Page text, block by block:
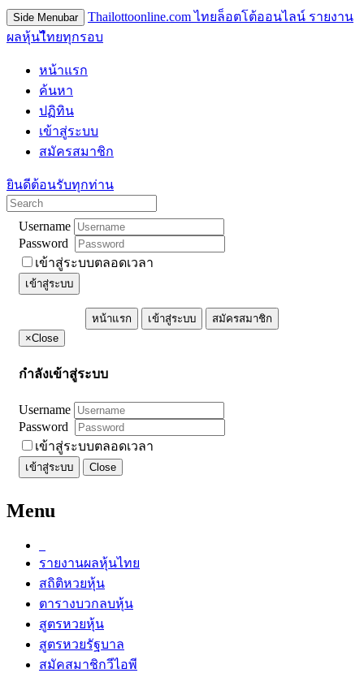
Side Menubar
Thailottoonline.com ไทยล็อตโต้ออนไลน์ รายงาน
ผลหุ้นไืทยทุกรอบ
หน้าแรก
ค้นหา
ปฏิทิน
เข้าสู่ระบบ
สมัครสมาชิก
ยินดีต้อนรับทุกท่าน
Username
Password
เข้าสู่ระบบตลอดเวลา
เข้าสู่ระบบ
หน้าแรก เข้าสู่ระบบ
สมัครสมาชิก
×Close
กำลังเข้าสู่ระบบ
Username
Password
เข้าสู่ระบบตลอดเวลา
เข้าสู่ระบบ Close
Menu
รายงานผลหุ้นไทย
สถิติหวยหุ้น
ตารางบวกลบหุ้น
สูตรหวยหุ้น
สูตรหวยรัฐบาล
สมัคสมาชิกวีไอพี